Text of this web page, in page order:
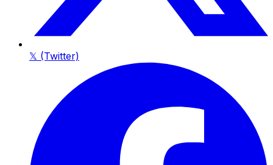
𝕏 (Twitter)